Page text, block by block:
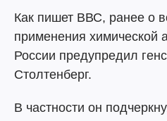
Как пишет ВВС, ранее о
применения химической
России предупредил
Столтенберг.
В частности он